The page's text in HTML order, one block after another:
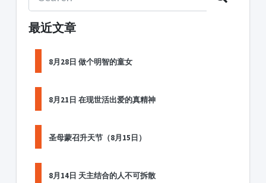
最近文章
8月28日 做个明智的童女
8月21日 在现世活出爱的真精神
圣母蒙召升天节（8月15日）
8月14日 天主结合的人不可拆散